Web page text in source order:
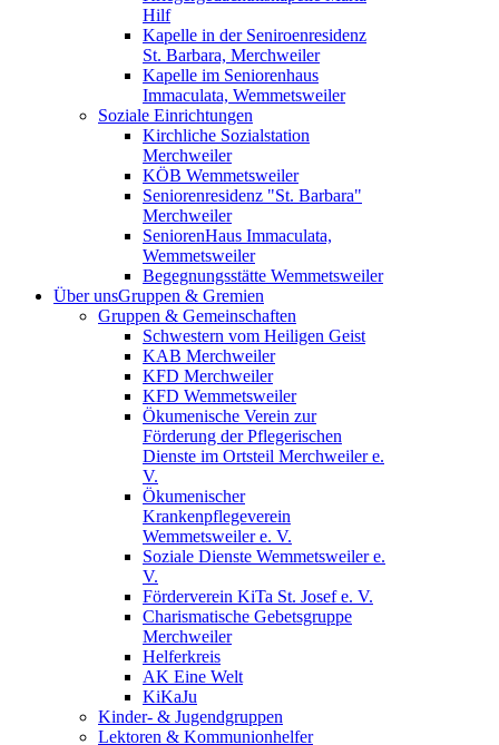
Hilf
Kapelle in der Seniroenresidenz
St. Barbara, Merchweiler
Kapelle im Seniorenhaus
Immaculata, Wemmetsweiler
Soziale Einrichtungen
Kirchliche Sozialstation
Merchweiler
KÖB Wemmetsweiler
Seniorenresidenz "St. Barbara"
Merchweiler
SeniorenHaus Immaculata,
Wemmetsweiler
Begegnungsstätte Wemmetsweiler
Über unsGruppen & Gremien
Gruppen & Gemeinschaften
Schwestern vom Heiligen Geist
KAB Merchweiler
KFD Merchweiler
KFD Wemmetsweiler
Ökumenische Verein zur
Förderung der Pflegerischen
Dienste im Ortsteil Merchweiler e.
V.
Ökumenischer
Krankenpflegeverein
Wemmetsweiler e. V.
Soziale Dienste Wemmetsweiler e.
V.
Förderverein KiTa St. Josef e. V.
Charismatische Gebetsgruppe
Merchweiler
Helferkreis
AK Eine Welt
KiKaJu
Kinder- & Jugendgruppen
Lektoren & Kommunionhelfer